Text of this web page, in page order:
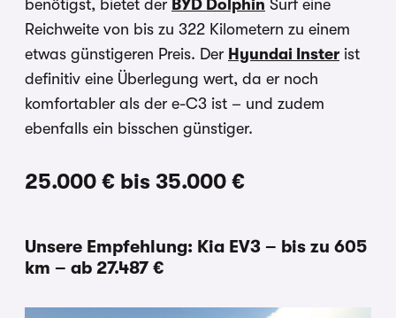
benötigst, bietet der BYD Dolphin Surf eine
Reichweite von bis zu 322 Kilometern zu einem
etwas günstigeren Preis. Der Hyundai Inster ist
definitiv eine Überlegung wert, da er noch
komfortabler als der e-C3 ist – und zudem
ebenfalls ein bisschen günstiger.
25.000 € bis 35.000 €
Unsere Empfehlung: Kia EV3 – bis zu 605
km – ab 27.487 €